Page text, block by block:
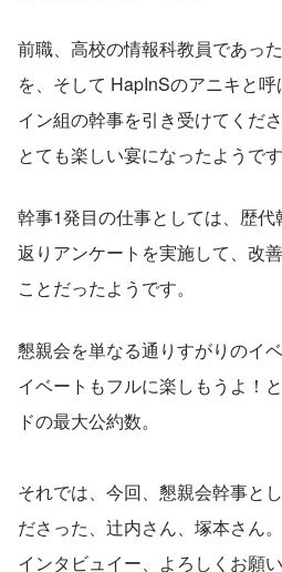
前職、高校の情報科教員であっ
を、そして HapInSのアニキと
イン組の幹事を引き受けてくだ
とても楽しい宴になったようです
幹事1発目の仕事としては、歴代
返りアンケートを実施して、改
ことだったようです。
懇親会を単なる通りすがりのイ
イベートもフルに楽しもうよ！
ドの最大公約数。
それでは、今回、懇親会幹事と
ださった、辻内さん、塚本さん。
インタビュイー、よろしくお願い